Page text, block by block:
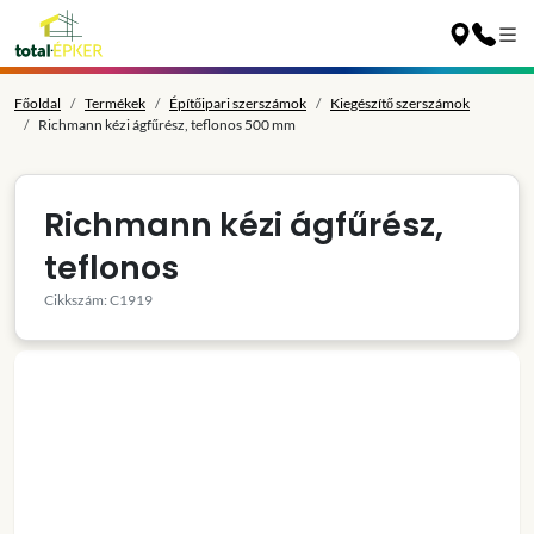
Főoldal Termékek Építőipari szerszámok
Kiegészítő szerszámok
Richmann kézi ágfűrész, teflonos 500 mm
Richmann kézi ágfűrész,
teflonos
Cikkszám: C1919